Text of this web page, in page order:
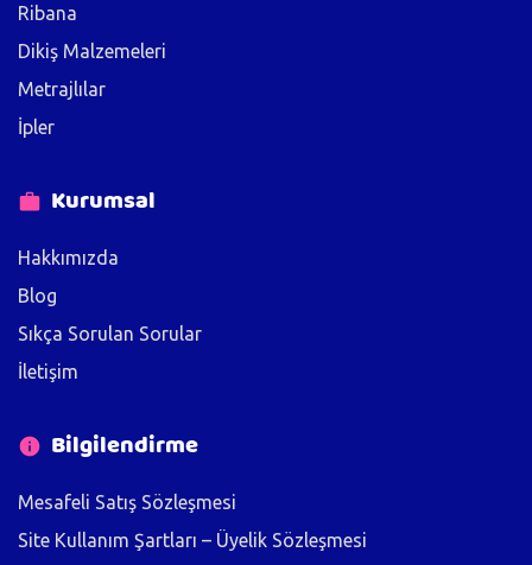
Ribana
Dikiş Malzemeleri
Metrajlılar
İpler
Kurumsal
Hakkımızda
Blog
Sıkça Sorulan Sorular
İletişim
Bilgilendirme
Mesafeli Satış Sözleşmesi
Site Kullanım Şartları – Üyelik Sözleşmesi